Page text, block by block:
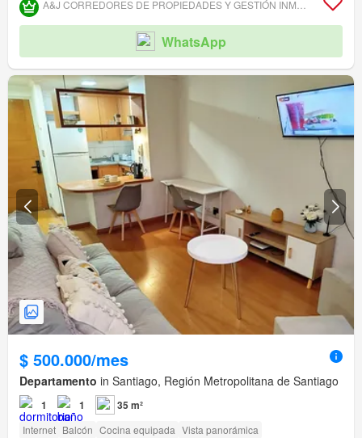
WhatsApp
$ 500.000/mes
Departamento in Santiago, Región Metropolitana de Santiago
1 1 35 m²
Internet Balcón Cocina equipada Vista panorámica